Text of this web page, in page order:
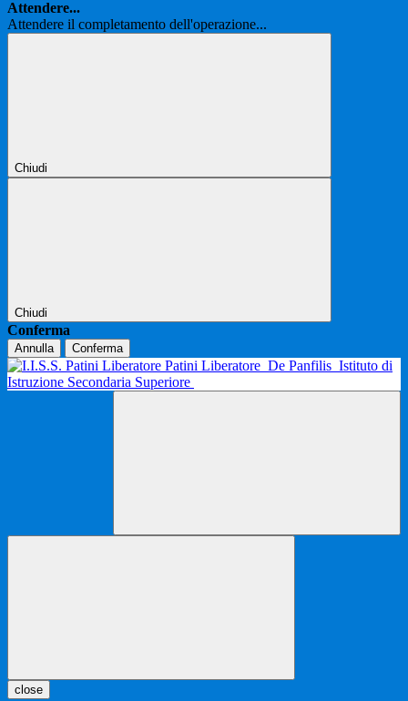
Attendere...
Attendere il completamento dell'operazione...
Chiudi
Chiudi
Conferma
Annulla Conferma
Patini Liberatore De Panfilis Istituto di
Istruzione Secondaria Superiore
close